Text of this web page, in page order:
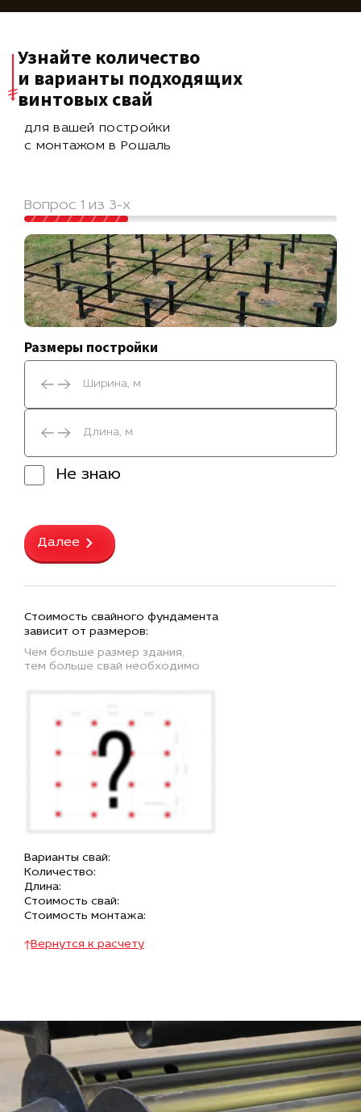
Узнайте количество
и варианты подходящих
винтовых свай
для вашей постройки
с монтажом в Рошаль
Вопрос 1 из 3-х
Размеры постройки
Не знаю
Далее
Стоимость свайного фундамента
зависит от размеров:
Чем больше размер здания,
тем больше свай необходимо
Варианты свай:
Количество:
Длина:
Стоимость свай:
Стоимость монтажа:
Вернутся к расчету